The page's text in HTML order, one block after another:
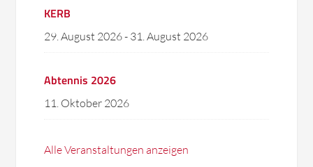
KERB
29. August 2026- 31. August 2026
Abtennis 2026
11. Oktober 2026
Alle Veranstaltungen anzeigen